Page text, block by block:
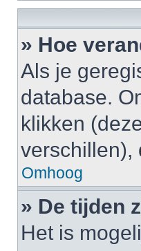
» Hoe
Als je
database.
klikken
verschillen),
Omhoog
» De tijden
Het is